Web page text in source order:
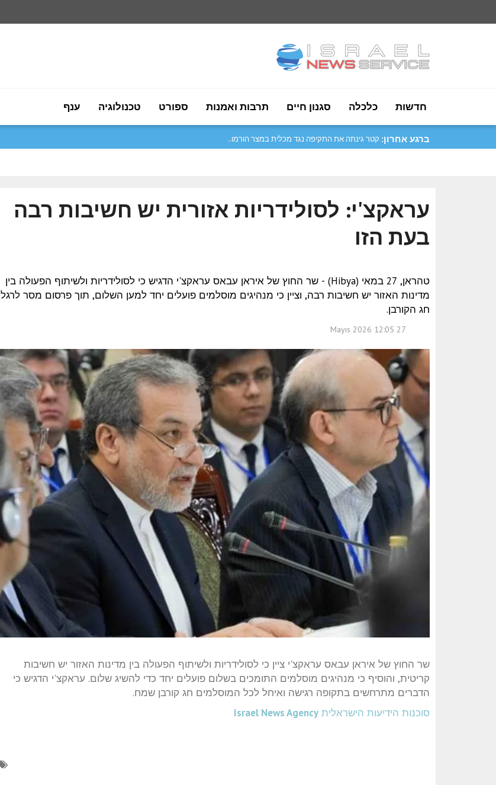
ענף טכנולוגיה ספורט תרבות ואמנות סגנון חיים כלכלה חדשות
ברגע אחרון: מטסולה: נעביר את התרבות והמסורות שלנו לד..
עראקצ'י: לסולידריות אזורית יש חשיבות רבה
בעת הזו
טהראן, 27 במאי (Hibya) - שר החוץ של איראן עבאס עראקצ'י הדגיש כי לסולידריות ולשיתוף הפעולה בין
מדינות האזור יש חשיבות רבה, וציין כי מנהיגים מוסלמים פועלים יחד למען השלום, תוך פרסום מסר לרגל
חג הקורבן.
27 Mayıs 2026 12:05
שר החוץ של איראן עבאס עראקצ'י ציין כי לסולידריות ולשיתוף הפעולה בין מדינות האזור יש חשיבות
קריטית, והוסיף כי מנהיגים מוסלמים התומכים בשלום פועלים יחד כדי להשיג שלום. עראקצ'י הדגיש כי
הדברים מתרחשים בתקופה רגישה ואיחל לכל המוסלמים חג קורבן שמח.
סוכנות הידיעות הישראלית Israel News Agency